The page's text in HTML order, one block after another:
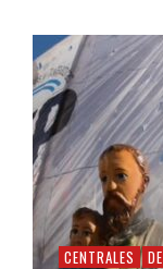
CENTRALES